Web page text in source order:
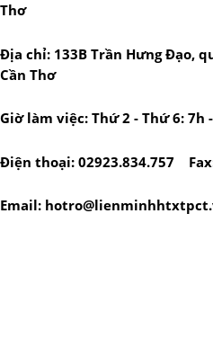
Thơ
Địa chỉ: 133B Trần Hưng Đạo,
Cần Thơ
Giờ làm việc: Thứ 2 - Thứ 6: 7h
Điện thoại: 02923.834.757
Email: